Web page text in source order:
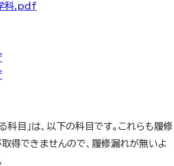
科.pdf
科目」は、以下の科目です。これらも履修
得できませんので、履修漏れが無いよ